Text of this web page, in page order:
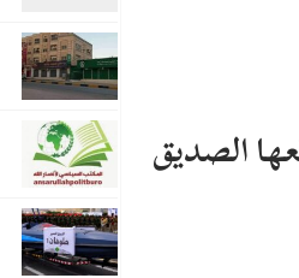
الصديق